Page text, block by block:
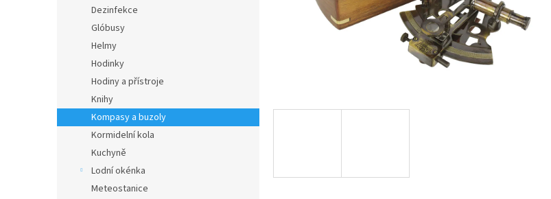
Dezinfekce
Glóbusy
Helmy
Hodinky
Hodiny a přístroje
Knihy
Kompasy a buzoly
Kormidelní kola
Kuchyně
Lodní okénka
Meteostanice